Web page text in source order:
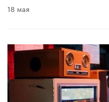
18 мая